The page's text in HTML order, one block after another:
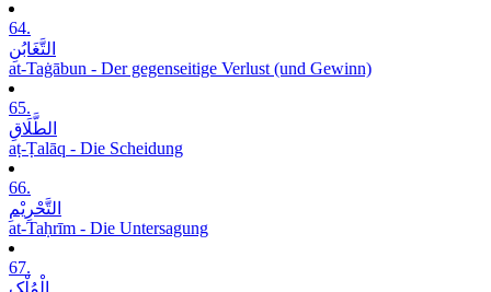
64.
التَّغَابُنِ
at-Taġābun - Der gegenseitige Verlust (und Gewinn)
65.
الطَّلَاقِ
aṭ-Ṭalāq - Die Scheidung
66.
التَّحْرِیْمِ
at-Taḥrīm - Die Untersagung
67.